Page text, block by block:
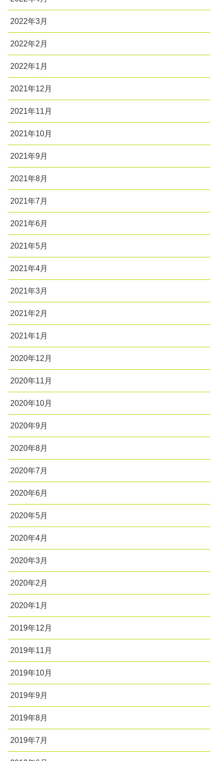
2022年3月
2022年2月
2022年1月
2021年12月
2021年11月
2021年10月
2021年9月
2021年8月
2021年7月
2021年6月
2021年5月
2021年4月
2021年3月
2021年2月
2021年1月
2020年12月
2020年11月
2020年10月
2020年9月
2020年8月
2020年7月
2020年6月
2020年5月
2020年4月
2020年3月
2020年2月
2020年1月
2019年12月
2019年11月
2019年10月
2019年9月
2019年8月
2019年7月